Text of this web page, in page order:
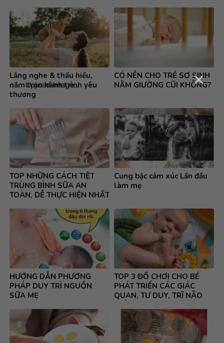
Upload Image... ×
Lắng nghe & thấu hiểu,
nắm trọn hành trình yêu
thương
CÓ NÊN CHO TRẺ SƠ SINH
NẰM GIƯỜNG CŨI KHÔNG?
TOP NHỮNG CÁCH TIỆT
TRÙNG BÌNH SỮA AN
TOÀN, DỄ THỰC HIỆN NHẤT
Cung bậc cảm xúc Lần đầu
làm mẹ
HƯỚNG DẪN PHƯƠNG
PHÁP DUY TRÌ NGUỒN
SỮA MẸ
TOP 3 ĐỒ CHƠI CHO BÉ
PHÁT TRIỂN CÁC GIÁC
QUAN, TƯ DUY, TRĨ NÃO